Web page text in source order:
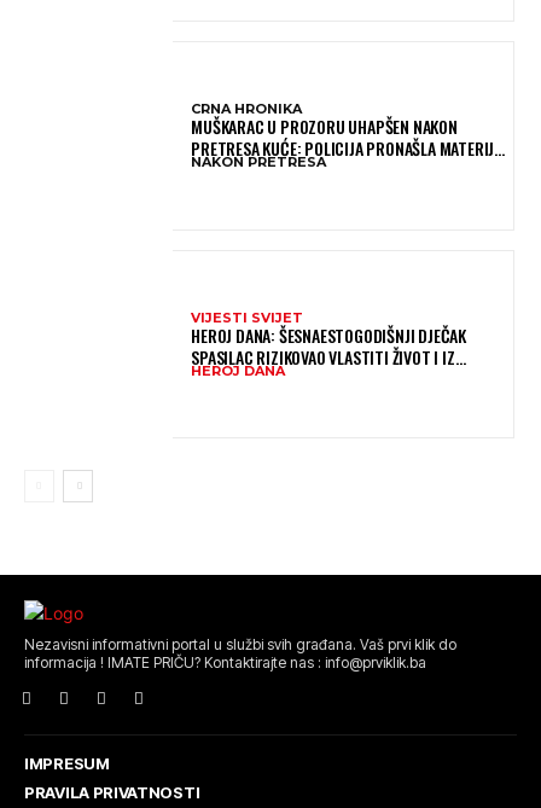
CRNA HRONIKA
MUŠKARAC U PROZORU UHAPŠEN NAKON
PRETRESA KUĆE: POLICIJA PRONAŠLA MATERIJU
KOJA ASOCIRA NA HEROIN I PRIBOR ZA
NAKON PRETRESA
VIJESTI SVIJET
HEROJ DANA: ŠESNAESTOGODIŠNJI DJEČAK
SPASILAC RIZIKOVAO VLASTITI ŽIVOT I IZ
OGROMNIH VALOVA SPASIO 10-GODIŠNJEG
HEROJ DANA
Nezavisni informativni portal u službi svih građana. Vaš prvi klik do
informacija ! IMATE PRIČU? Kontaktirajte nas : info@prviklik.ba
IMPRESUM
PRAVILA PRIVATNOSTI